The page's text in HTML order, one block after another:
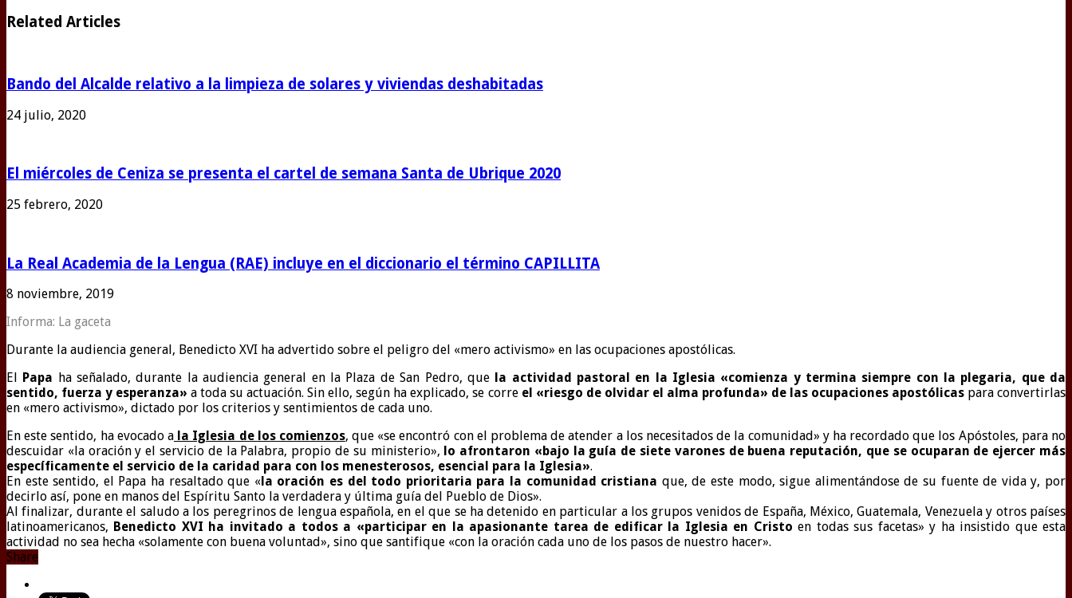
Related Articles
Bando del Alcalde relativo a la limpieza de solares y viviendas deshabitadas
24 julio, 2020
El miércoles de Ceniza se presenta el cartel de semana Santa de Ubrique 2020
25 febrero, 2020
La Real Academia de la Lengua (RAE) incluye en el diccionario el término CAPILLITA
8 noviembre, 2019
Informa: La gaceta
Durante la audiencia general, Benedicto XVI ha advertido sobre el peligro del «mero activismo» en las ocupaciones apostólicas.
El
Papa ha señalado, durante la audiencia general en la Plaza de San Pedro, que
la actividad pastoral en la Iglesia «comienza y termina siempre con la plegaria, que da
sentido, fuerza y esperanza» a toda su actuación. Sin ello, según ha explicado, se corre el «riesgo de olvidar el alma profunda» de las ocupaciones apostólicas para convertirlas
en «mero activismo», dictado por los criterios y sentimientos de cada uno.
En este sentido, ha evocado ala Iglesia de los comienzos, que «se encontró con el problema de atender a los necesitados de la comunidad» y ha recordado que los Apóstoles, para no
descuidar «la oración y el servicio de la Palabra, propio de su ministerio», lo afrontaron «bajo la guía de siete varones de buena reputación, que se ocuparan de ejercer más
específicamente el servicio de la caridad para con los menesterosos, esencial para la Iglesia».
En este sentido, el Papa ha resaltado que «la oración es del todo prioritaria para la comunidad cristiana que, de este modo, sigue alimentándose de su fuente de vida y, por
decirlo así, pone en manos del Espíritu Santo la verdadera y última guía del Pueblo de Dios».
Al finalizar, durante el saludo a los peregrinos de lengua española, en el que se ha detenido en particular a los grupos venidos de España, México, Guatemala, Venezuela y otros países
latinoamericanos, Benedicto XVI ha invitado a todos a «participar en la apasionante tarea de edificar la Iglesia en Cristo en todas sus facetas» y ha insistido que esta
actividad no sea hecha «solamente con buena voluntad», sino que santifique «con la oración cada uno de los pasos de nuestro hacer».
Share